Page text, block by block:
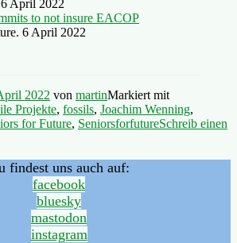
April 2022
to not insure EACOP
6 April 2022
2022 von martinMarkiert mit
Projekte, fossils, Joachim Wenning,
for Future, SeniorsforfutureSchreib einen
findest uns auch auf:
facebook
bluesky
mastodon
instagram